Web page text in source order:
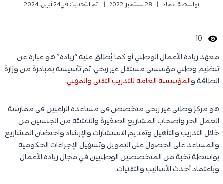
بواسطة عماد 28 سبتمبر، 2022 تم التحديث في24 أبريل، 2024
10
معهد ريادة الأعمال الوطني أو كما يُطلق عليه “ريادة” هو عبارة عن
تنظيم وطني مؤسسي مستقل غير ربحي، تم تأسيسه بمبادرة من وزارة
الطاقة والمؤسسة العامة للتدريب التقني والمهني.
هو مركز وطني غير ربحي متخصص في مساعدة الراغبين في ممارسة
العمل الحر وأصحاب المشاريع الصغيرة والناشئة من الجنسين من
خلال التدريب والتأهيل وتقديم الاستشارات والإرشاد واحتضان المشاريع
والمساعد على الحصول على التمويل وتسهيل الإجراءات الحكومية
بواسطة نخبة من المتخصصين الوطنيين في مجال ريادة الأعمال
وباعتماد أحدث الأساليب والتقنيات.